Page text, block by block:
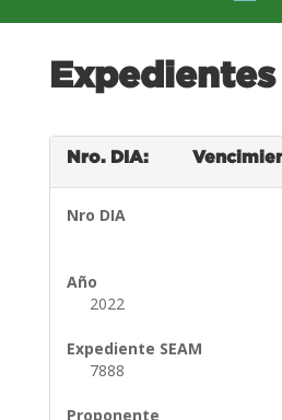
Expedientes
Nro. DIA:
Nro DIA
Año
2022
Expediente SEAM
7888
Proponente